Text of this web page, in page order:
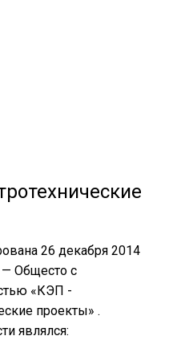
26 декабря 2014
— Общесто с
«КЭП -
проекты» .
являлся: